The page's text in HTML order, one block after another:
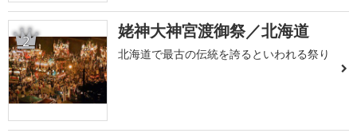
2 姥神大神宮渡御祭／北海道
北海道で最古の伝統を誇るといわれる祭り